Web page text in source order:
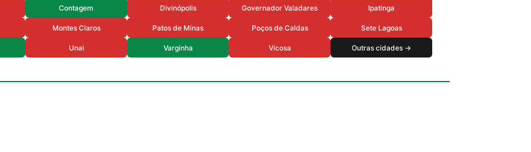
Contagem Divinópolis Governador Valadares Ipatinga
Montes Claros Patos de Minas Poços de Caldas Sete Lagoas
Unai Varginha Vicosa Outras cidades →